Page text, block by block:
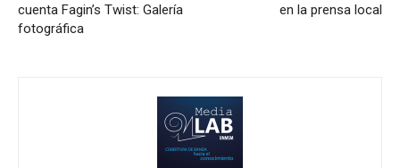
cuenta Fagin’s Twist: Galería
fotográfica
en la prensa local